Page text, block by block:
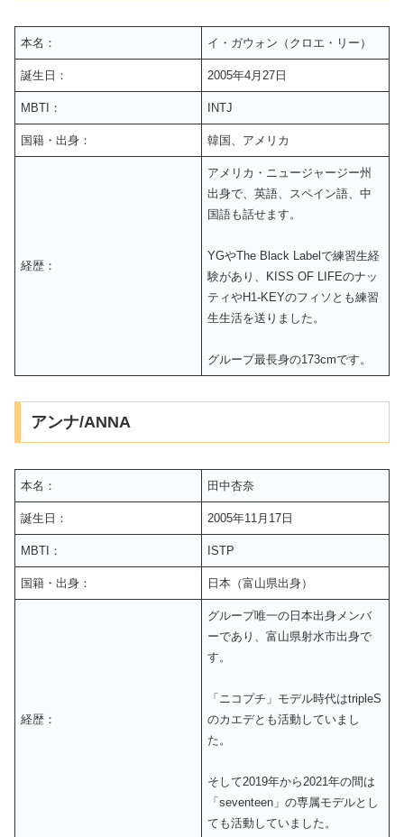
本名： イ・ガウォン（クロエ・リー）
誕生日： 2005年4月27日
MBTI： INTJ
国籍・出身： 韓国、アメリカ
経歴：
アメリカ・ニュージャージー州
出身で、英語、スペイン語、中
国語も話せます。
YGやThe Black Labelで練習生経
験があり、KISS OF LIFEのナッ
ティやH1-KEYのフィソとも練習
生生活を送りました。
グループ最長身の173cmです。
アンナ/ANNA
本名： 田中杏奈
誕生日： 2005年11月17日
MBTI： ISTP
国籍・出身： 日本（富山県出身）
経歴：
グループ唯一の日本出身メンバ
ーであり、富山県射水市出身で
す。
「ニコプチ」モデル時代はtripleS
のカエデとも活動していまし
た。
そして2019年から2021年の間は
「seventeen」の専属モデルとし
ても活動していました。